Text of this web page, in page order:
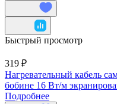
Быстрый просмотр
319 ₽
Нагревательный кабель
бобине 16 Вт/м
Подробнее